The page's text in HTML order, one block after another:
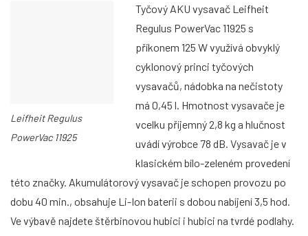
Leifheit Regulus
PowerVac 11925
Tyčový AKU vysavač Leifheit
Regulus PowerVac 11925 s
příkonem 125 W využívá obvyklý
cyklonový princi tyčových
vysavačů, nádobka na nečistoty
má 0,45 l. Hmotnost vysavače je
vcelku příjemný 2,8 kg a hlučnost
uvádí výrobce 78 dB. Vysavač je v
klasickém bílo-zeleném provedení
této značky. Akumulátorový vysavač je schopen provozu po
dobu 40 min., obsahuje Li-Ion baterii s dobou nabíjení 3,5 hod.
Ve výbavě najdete štěrbinovou hubici i hubici na tvrdé podlahy.